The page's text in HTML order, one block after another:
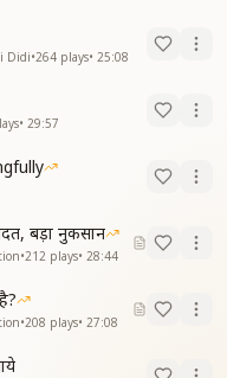
Didi•264 plays• 25:08
• 29:57
बड़ा नुकसान
•212 plays• 28:44
•208 plays• 27:08